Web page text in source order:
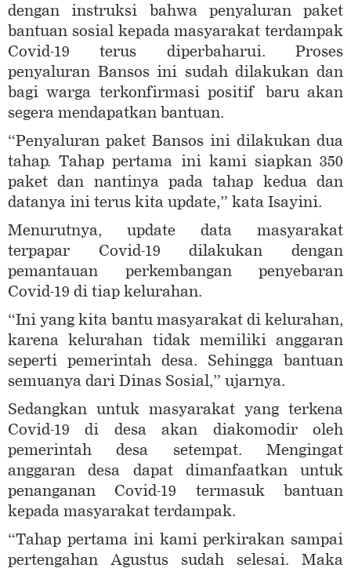
dengan instruksi bahwa penyaluran paket
bantuan sosial kepada masyarakat terdampak
Covid-19 terus diperbaharui. Proses
penyaluran Bansos ini sudah dilakukan dan
bagi warga terkonfirmasi positif baru akan
segera mendapatkan bantuan.
“Penyaluran paket Bansos ini dilakukan dua
tahap. Tahap pertama ini kami siapkan 350
paket dan nantinya pada tahap kedua dan
datanya ini terus kita update,” kata Isayini.
Menurutnya, update data masyarakat
terpapar Covid-19 dilakukan dengan
pemantauan perkembangan penyebaran
Covid-19 di tiap kelurahan.
“Ini yang kita bantu masyarakat di kelurahan,
karena kelurahan tidak memiliki anggaran
seperti pemerintah desa. Sehingga bantuan
semuanya dari Dinas Sosial,” ujarnya.
Sedangkan untuk masyarakat yang terkena
Covid-19 di desa akan diakomodir oleh
pemerintah desa setempat. Mengingat
anggaran desa dapat dimanfaatkan untuk
penanganan Covid-19 termasuk bantuan
kepada masyarakat terdampak.
“Tahap pertama ini kami perkirakan sampai
pertengahan Agustus sudah selesai. Maka